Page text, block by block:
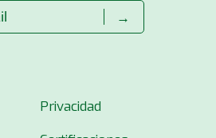
→
Privacidad